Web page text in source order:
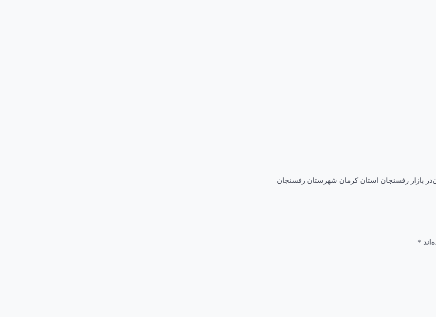
در بازار رفسنجان استان کرمان شهرستان رفسنجان
*